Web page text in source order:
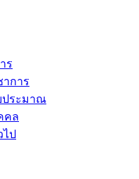
ร
การ
ประมาณ
คล
ป